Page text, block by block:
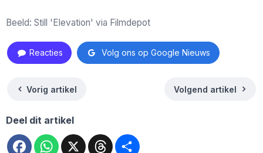
Beeld: Still 'Elevation' via Filmdepot
Reacties Volg ons op Google Nieuws
Vorig artikel Volgend artikel
Deel dit artikel
FacebookWhatsApp
X Threads